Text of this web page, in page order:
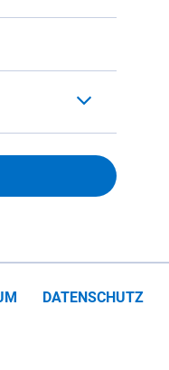
DATENSCHUTZ